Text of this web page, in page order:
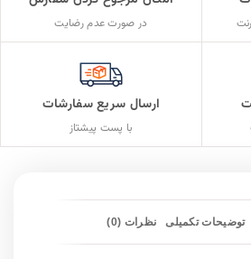
در صورت عدم رضایت
ارسال سریع سفارشات
با پست پیشتاز
توضیحات تکمیلی نظرات (0)